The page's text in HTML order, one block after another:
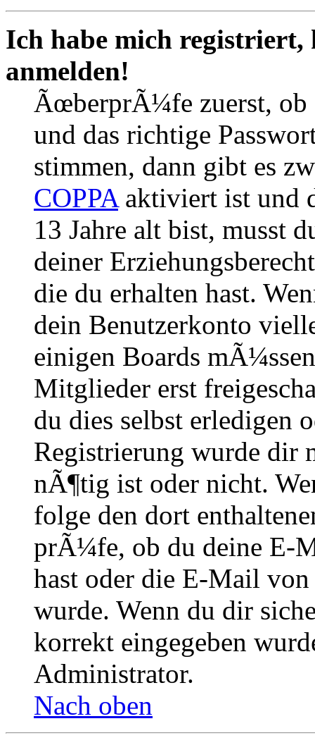
Ich habe mich
anmelden!
ÃœberprÃ¼fe zuerst, ob
und das richtige
stimmen, dann gibt es
COPPAaktiviert ist und
13 Jahre alt bist, musst
deiner
die du erhalten hast.
dein Benutzerkonto
einigen Boards
Mitglieder erst
du dies selbst erledigen
Registrierung wurde dir
nÃ¶tig ist oder nicht.
folge den dort
prÃ¼fe, ob du deine E-
hast oder die E-Mail
wurde. Wenn du dir
korrekt eingegeben
Administrator.
Nach oben